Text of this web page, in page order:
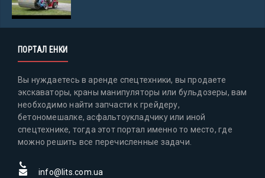
ПОРТАЛ ЕНКИ
Вы нуждаетесь в аренде спецтехники, вы продаете
экскаваторы, краны манипуляторы или бульдозеры, вам
необходимо найти запчасти к грейдеру,
бетономешалке, асфальтоукладчику или иной
спецтехнике, тогда этот портал именно то место, где
можно решить все перечисленные задачи.
info@lits.com.ua